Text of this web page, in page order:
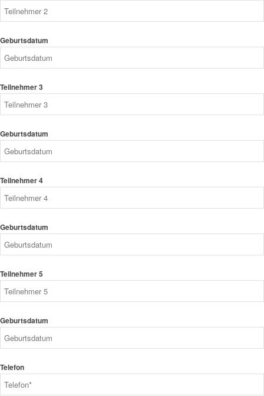
Geburtsdatum
Teilnehmer 3
Geburtsdatum
Teilnehmer 4
Geburtsdatum
Teilnehmer 5
Geburtsdatum
Telefon